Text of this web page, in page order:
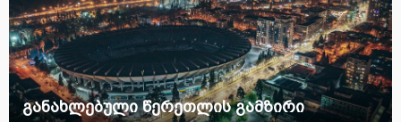
განახლებული წერეთლის გამზირი